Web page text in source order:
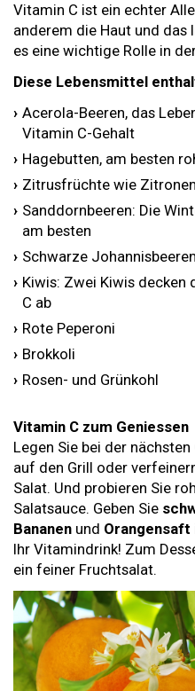
Vitamin C ist ein echter
anderem die Haut und
es eine wichtige Rolle in
Diese Lebensmittel
Acerola-Beeren, das
Vitamin C-Gehalt
Hagebutten, am besten
Zitrusfrüchte wie
Sanddornbeeren: Die
am besten
Schwarze
Kiwis: Zwei Kiwis decken
C ab
Rote Peperoni
Brokkoli
Rosen- und Grünkohl
Vitamin C zum Geniessen
Legen Sie bei der
auf den Grill oder
Salat. Und probieren Sie
Salatsauce. Geben Sie
Bananen und Orangensaft
Ihr Vitamindrink! Zum
ein feiner Fruchtsalat.